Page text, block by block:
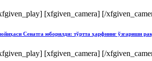
[xfgiven_camera] [/
Сенатга юборилди: тўртта ҳарфнинг ўзгариши
[xfgiven_camera] [/